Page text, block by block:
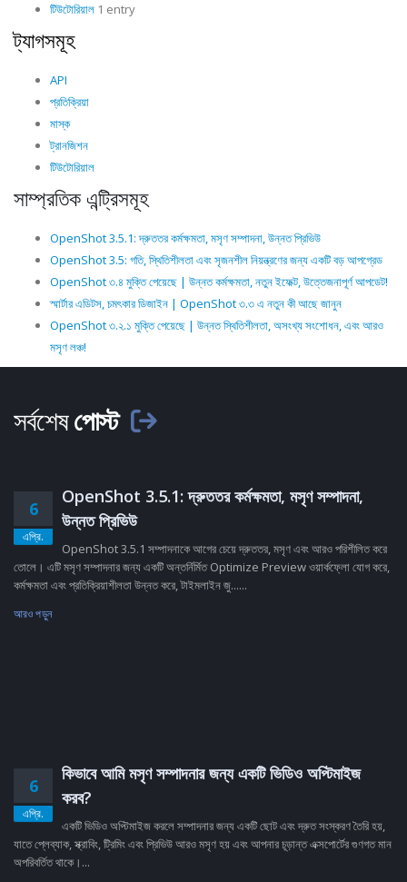
টিউটোরিয়াল 1 entry
ট্যাগসমূহ
API
প্রতিক্রিয়া
মাস্ক
ট্রানজিশন
টিউটোরিয়াল
সাম্প্রতিক এন্ট্রিসমূহ
OpenShot 3.5.1: দ্রুততর কর্মক্ষমতা, মসৃণ সম্পাদনা, উন্নত প্রিভিউ
OpenShot 3.5: গতি, স্থিতিশীলতা এবং সৃজনশীল নিয়ন্ত্রণের জন্য একটি বড় আপগ্রেড
OpenShot ৩.৪ মুক্তি পেয়েছে | উন্নত কর্মক্ষমতা, নতুন ইফেক্ট, উত্তেজনাপূর্ণ আপডেট!
স্মার্টার এডিটস, চমৎকার ডিজাইন | OpenShot ৩.৩ এ নতুন কী আছে জানুন
OpenShot ৩.২.১ মুক্তি পেয়েছে | উন্নত স্থিতিশীলতা, অসংখ্য সংশোধন, এবং আরও
মসৃণ লঞ্চ!
সর্বশেষপোস্ট
6
এপ্রি.
OpenShot 3.5.1: দ্রুততর কর্মক্ষমতা, মসৃণ সম্পাদনা,
উন্নত প্রিভিউ
OpenShot 3.5.1 সম্পাদনাকে আগের চেয়ে দ্রুততর, মসৃণ এবং আরও পরিশীলিত করে
তোলে। এটি মসৃণ সম্পাদনার জন্য একটি অন্তর্নির্মিত Optimize Preview ওয়ার্কফ্লো যোগ করে,
কর্মক্ষমতা এবং প্রতিক্রিয়াশীলতা উন্নত করে, টাইমলাইন জু......
আরও পড়ুন
6
এপ্রি.
কিভাবে আমি মসৃণ সম্পাদনার জন্য একটি ভিডিও অপ্টিমাইজ
করব?
একটি ভিডিও অপ্টিমাইজ করলে সম্পাদনার জন্য একটি ছোট এবং দ্রুত সংস্করণ তৈরি হয়,
যাতে প্লেব্যাক, স্ক্রাবিং, ট্রিমিং এবং প্রিভিউ আরও মসৃণ হয় এবং আপনার চূড়ান্ত এক্সপোর্টের গুণগত মান
অপরিবর্তিত থাকে।...